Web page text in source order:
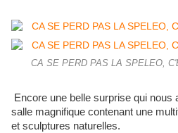
CA SE PERD PAS LA SPELEO,
Encore une belle surprise qui
salle magnifique contenant une
et sculptures naturelles.